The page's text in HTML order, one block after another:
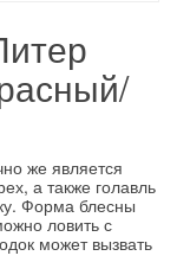
же является
а также голавль
Форма блесны
ловить с
может вызвать